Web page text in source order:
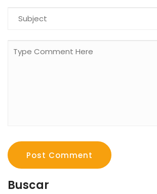
Post Comment
Buscar